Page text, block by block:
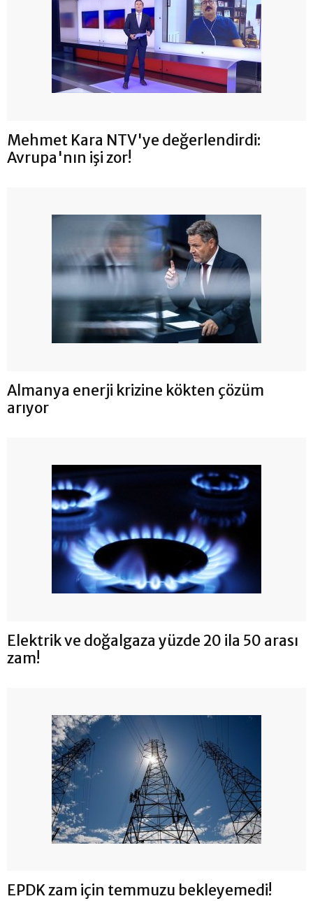
Mehmet Kara NTV'ye değerlendirdi:
Avrupa'nın işi zor!
Almanya enerji krizine kökten çözüm
arıyor
Elektrik ve doğalgaza yüzde 20 ila 50 arası
zam!
EPDK zam için temmuzu bekleyemedi!